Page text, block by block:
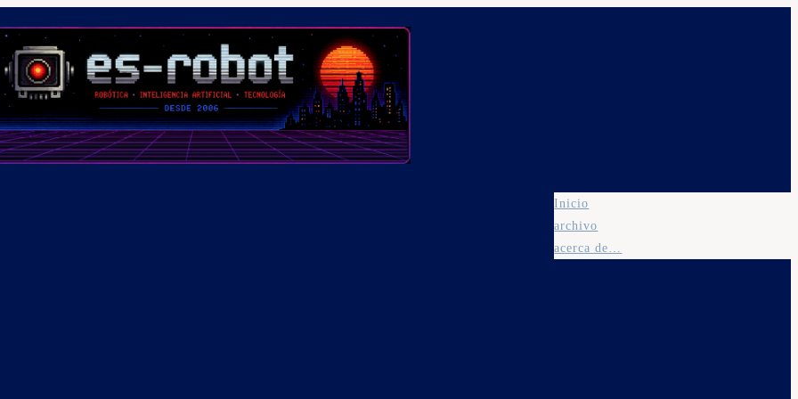
Inicio
archivo
acerca de…